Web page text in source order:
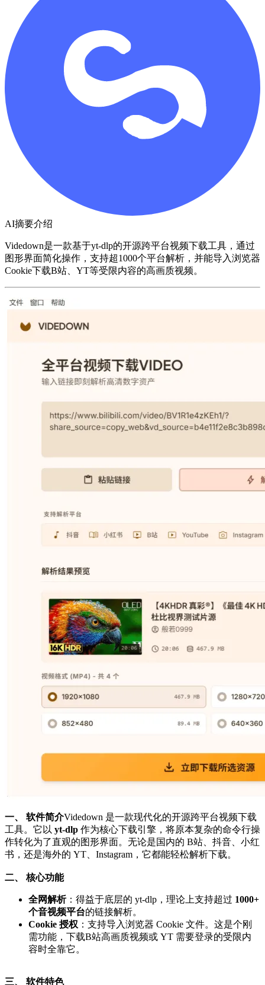
AI摘要介绍
Videdown是一款基于yt-dlp的开源跨平台视频下载工具，通过
图形界面简化操作，支持超1000个平台解析，并能导入浏览器
Cookie下载B站、YT等受限内容的高画质视频。
一、 软件简介Videdown 是一款现代化的开源跨平台视频下载
工具。它以 yt-dlp 作为核心下载引擎，将原本复杂的命令行操
作转化为了直观的图形界面。无论是国内的 B站、抖音、小红
书，还是海外的 YT、Instagram，它都能轻松解析下载。
二、 核心功能
全网解析：得益于底层的 yt-dlp，理论上支持超过 1000+
个音视频平台的链接解析。
Cookie 授权 ：支持导入浏览器 Cookie 文件。这是个刚
需功能，下载B站高画质视频或 YT 需要登录的受限内
容时全靠它。
三、 软件特色